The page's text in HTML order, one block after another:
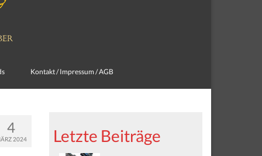
Kontakt / Impressum / AGB
4
2024 Letzte Beiträge